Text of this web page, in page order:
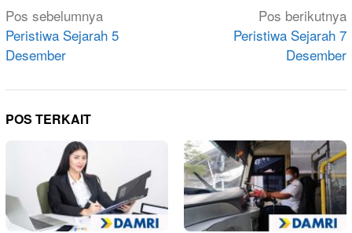
Navigasi
pos
Pos sebelumnya
Peristiwa Sejarah 5
Desember
Pos berikutnya
Peristiwa Sejarah 7
Desember
POS TERKAIT